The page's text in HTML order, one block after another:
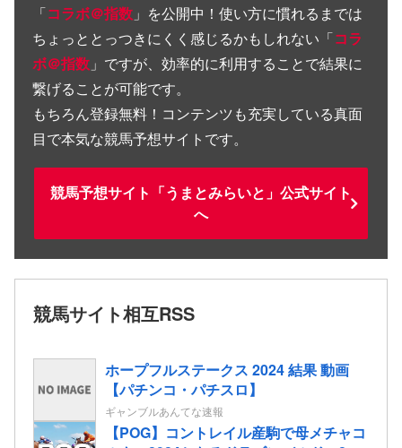
「コラボ＠指数 」を公開中！使い方に慣れるまでは
ちょっととっつきにくく感じるかもしれない「コラ
ボ＠指数 」ですが、効率的に利用することで結果に
繋げることが可能です。
もちろん登録無料！コンテンツも充実している真面
目で本気な競馬予想サイトです。
競馬予想サイト「うまとみらいと」公式サイト
へ
競馬サイト相互RSS
ホープフルステークス 2024 結果 動画
【パチンコ・パチスロ】
ギャンブルあんてな速報
【POG】コントレイル産駒で母メチャコ